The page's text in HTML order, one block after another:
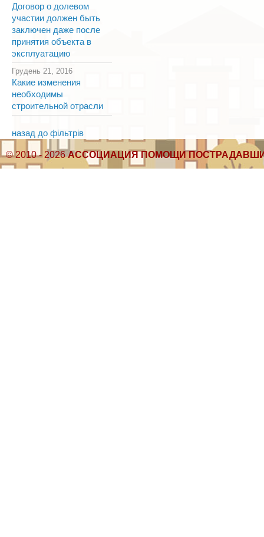
Договор о долевом
участии должен быть
заключен даже после
принятия объекта в
эксплуатацию
Грудень 21, 2016
Какие изменения
необходимы
строительной отрасли
назад до фільтрів
© 2010 - 2026АССОЦИАЦИЯ ПОМОЩИ